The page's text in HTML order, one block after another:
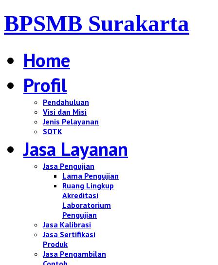
BPSMB Surakarta
Home
Profil
Pendahuluan
Visi dan Misi
Jenis Pelayanan
SOTK
Jasa Layanan
Jasa Pengujian
Lama Pengujian
Ruang Lingkup
Akreditasi
Laboratorium
Pengujian
Jasa Kalibrasi
Jasa Sertifikasi
Produk
Jasa Pengambilan